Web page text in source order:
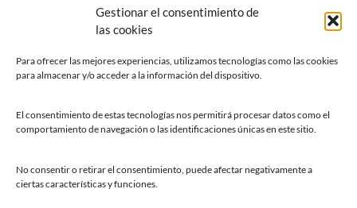
Gestionar el consentimiento de
las cookies
Para ofrecer las mejores experiencias, utilizamos tecnologías como las cookies
para almacenar y/o acceder a la información del dispositivo.
El consentimiento de estas tecnologías nos permitirá procesar datos como el
comportamiento de navegación o las identificaciones únicas en este sitio.
No consentir o retirar el consentimiento, puede afectar negativamente a
ciertas características y funciones.
Horarios y contacto
Teléfonos de interés
Chatbot Siero
SEDES ELECTRÓNICAS
Sede del Ayuntamiento de Siero